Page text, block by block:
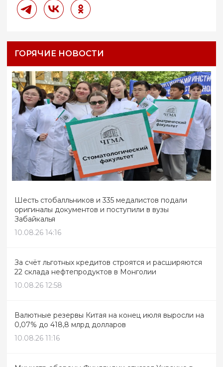
ГОРЯЧИЕ НОВОСТИ
Шесть стобалльников и 335 медалистов подали
оригиналы документов и поступили в вузы
Забайкалья
10.08.26 14:16
За счёт льготных кредитов строятся и расширяются
22 склада нефтепродуктов в Монголии
10.08.26 12:58
Валютные резервы Китая на конец июля выросли на
0,07% до 418,8 млрд долларов
10.08.26 11:16